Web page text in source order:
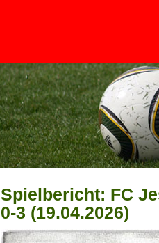
Spielbericht: FC
0-3 (19.04.2026)